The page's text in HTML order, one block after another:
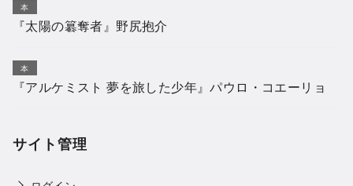
本
『太陽の簒奪者』野尻抱介
本
『アルケミスト 夢を旅した少年』パウロ・コエーリョ
サイト管理